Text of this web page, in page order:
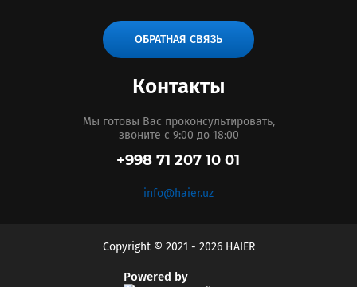
ОБРАТНАЯ СВЯЗЬ
Контакты
Мы готовы Вас проконсультировать,
звоните с 9:00 до 18:00
+998 71 207 10 01
info@haier.uz
Copyright © 2021 - 2026 HAIER
Powered by